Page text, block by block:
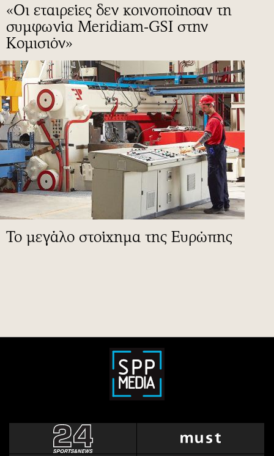
«Οι εταιρείες δεν κοινοποίησαν τη
συμφωνία Meridiam-GSI στην
Κομισιόν»
To μεγάλο στοίχημα της Ευρώπης